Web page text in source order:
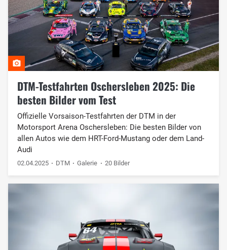
DTM-Testfahrten Oschersleben 2025: Die
besten Bilder vom Test
Offizielle Vorsaison-Testfahrten der DTM in der
Motorsport Arena Oschersleben: Die besten Bilder von
allen Autos wie dem HRT-Ford-Mustang oder dem Land-
Audi
02.04.2025 DTM Galerie 20 Bilder